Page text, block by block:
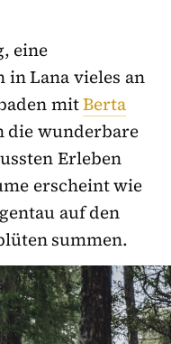
eine
in Lana vieles an
mitBerta
die wunderbare
Erleben
erscheint wie
auf den
summen.